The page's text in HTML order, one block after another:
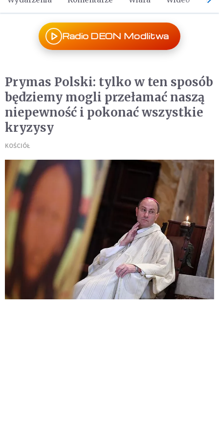
Radio DEON Modlitwa
Prymas Polski: tylko w ten sposób
będziemy mogli przełamać naszą
niepewność i pokonać wszystkie
kryzysy
KOŚCIÓŁ